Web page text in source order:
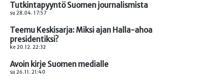
Tutkintapyyntö Suomen journalismista
su 28.04. 17:57
Teemu Keskisarja: Miksi ajan Halla-ahoa
presidentiksi?
ke 20.12. 22:32
Avoin kirje Suomen medialle
su 26.11. 21:40